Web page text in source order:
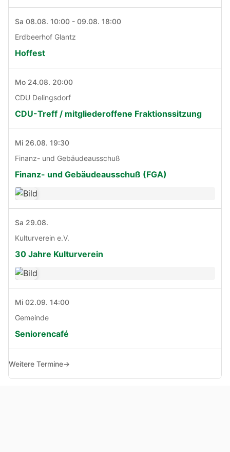
Sa 08.08. 10:00 - 09.08. 18:00
Erdbeerhof Glantz
Hoffest
Mo 24.08. 20:00
CDU Delingsdorf
CDU-Treff / mitgliederoffene Fraktionssitzung
Mi 26.08. 19:30
Finanz- und Gebäudeausschuß
Finanz- und Gebäudeausschuß (FGA)
Sa 29.08.
Kulturverein e.V.
30 Jahre Kulturverein
Mi 02.09. 14:00
Gemeinde
Seniorencafé
Weitere Termine→